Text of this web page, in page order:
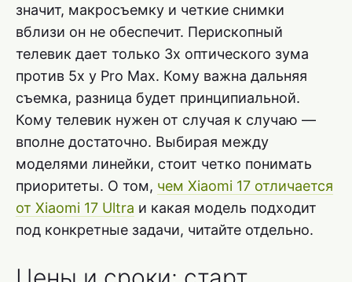
значит, макросъемку и четкие снимки
вблизи он не обеспечит. Перископный
телевик дает только 3x оптического зума
против 5x у Pro Max. Кому важна дальняя
съемка, разница будет принципиальной.
Кому телевик нужен от случая к случаю —
вполне достаточно. Выбирая между
моделями линейки, стоит четко понимать
приоритеты. О том, чем Xiaomi 17 отличается
от Xiaomi 17 Ultra и какая модель подходит
под конкретные задачи, читайте отдельно.